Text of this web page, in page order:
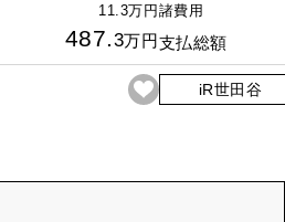
11.3万円
487.3万円
諸費用
支払総額
iR世田谷